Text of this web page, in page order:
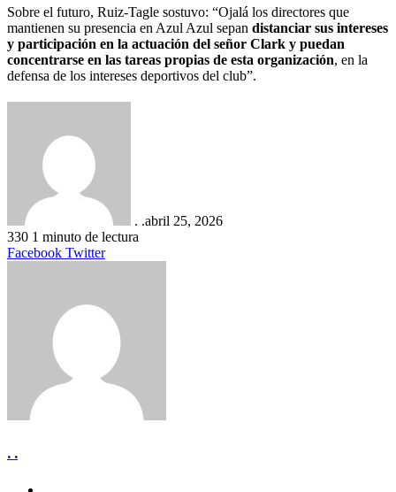
Sobre el futuro, Ruiz-Tagle sostuvo: “Ojalá los directores que
mantienen su presencia en Azul Azul sepan distanciar sus intereses
y participación en la actuación del señor Clark y puedan
concentrarse en las tareas propias de esta organización, en la
defensa de los intereses deportivos del club”.
. .abril 25, 2026
330 1 minuto de lectura
Facebook TwitterLinkedIn
Tumblr
Pinterest
Reddit
VKontakte
Compartir
Imprimir
. .